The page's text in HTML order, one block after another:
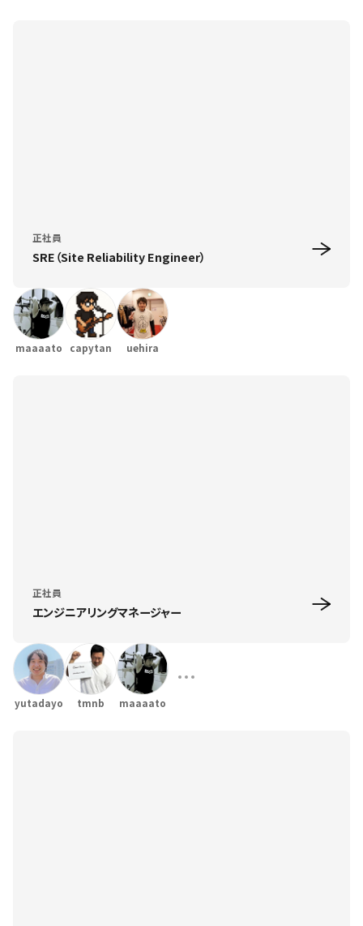
正社員
SRE（Site Reliability Engineer）
maaaato capytan uehira
正社員
エンジニアリングマネージャー
yutadayo tmnb maaaato